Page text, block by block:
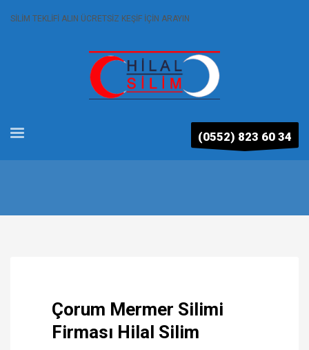
SİLİM TEKLİFİ ALIN ÜCRETSİZ KEŞİF İÇİN ARAYIN
(0552) 823 60 34
Çorum Mermer Silimi
Firması Hilal Silim